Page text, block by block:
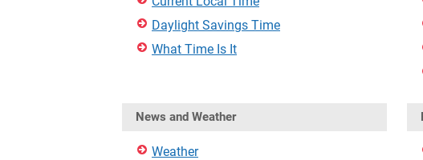
Daylight Savings Time
What Time Is It
News and Weather
Weather